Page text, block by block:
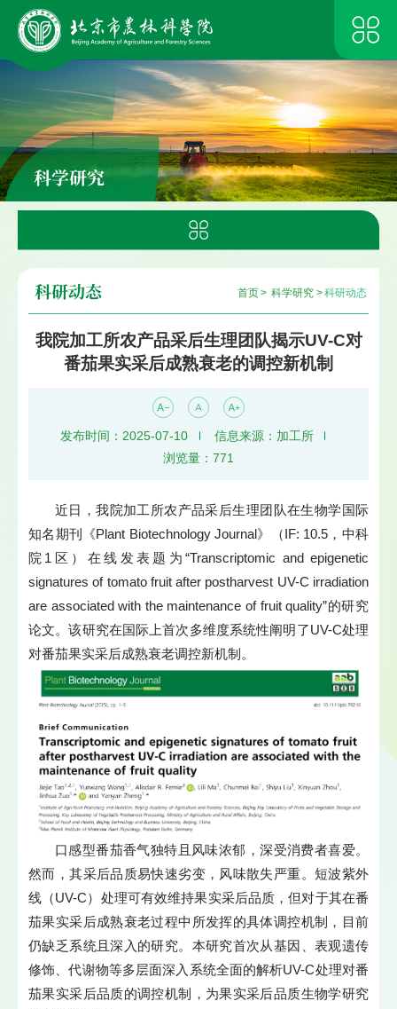
科学研究
首页> 科学研究 >科研动态
科研动态
我院加工所农产品采后生理团队揭示UV-C对
番茄果实采后成熟衰老的调控新机制
发布时间：2025-07-10
信息来源：加工所
浏览量： 771
近日，我院加工所农产品采后生理团队在生物学国际
知名期刊《Plant Biotechnology Journal》（IF: 10.5，中科
院1区）在线发表题为“Transcriptomic and epigenetic
signatures of tomato fruit after postharvest UV-C irradiation
are associated with the maintenance of fruit quality”的研究
论文。该研究在国际上首次多维度系统性阐明了UV-C处理
对番茄果实采后成熟衰老调控新机制。
口感型番茄香气独特且风味浓郁，深受消费者喜爱。
然而，其采后品质易快速劣变，风味散失严重。短波紫外
线（UV-C）处理可有效维持果实采后品质，但对于其在番
茄果实采后成熟衰老过程中所发挥的具体调控机制，目前
仍缺乏系统且深入的研究。本研究首次从基因、表观遗传
修饰、代谢物等多层面深入系统全面的解析UV-C处理对番
茄果实采后品质的调控机制，为果实采后品质生物学研究